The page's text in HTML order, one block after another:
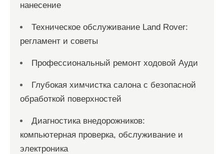
нанесение
Техническое обслуживание Land Rover:
регламент и советы
Профессиональный ремонт ходовой Ауди
Глубокая химчистка салона с безопасной
обработкой поверхностей
Диагностика внедорожников:
компьютерная проверка, обслуживание и
электроника